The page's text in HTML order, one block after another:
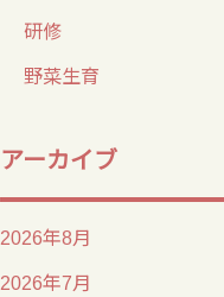
研修
野菜生育
アーカイブ
2026年8月
2026年7月